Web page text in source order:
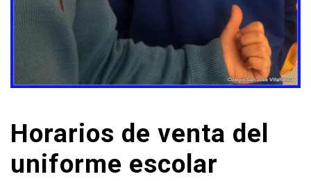
Horarios de venta del
uniforme escolar